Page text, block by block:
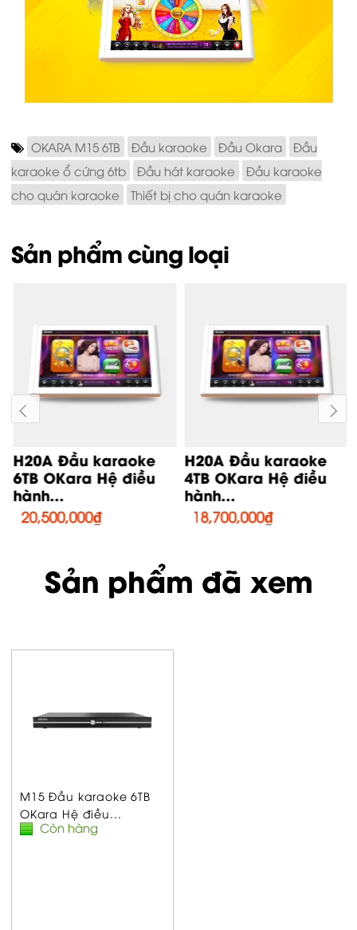
OKARA M15 6TB Đầu karaoke Đầu Okara
Đầu
karaoke ổ cứng 6tb
Đầu hát karaoke
Đầu karaoke
cho quán karaoke
Thiết bị cho quán karaoke
Sản phẩm cùng loại
H20A Đầu karaoke
6TB OKara Hệ điều
hành...
20,500,000₫
H20A Đầu karaoke
4TB OKara Hệ điều
hành...
18,700,000₫
Sản phẩm đã xem
M15 Đầu karaoke 6TB
OKara Hệ điều...
Còn hàng